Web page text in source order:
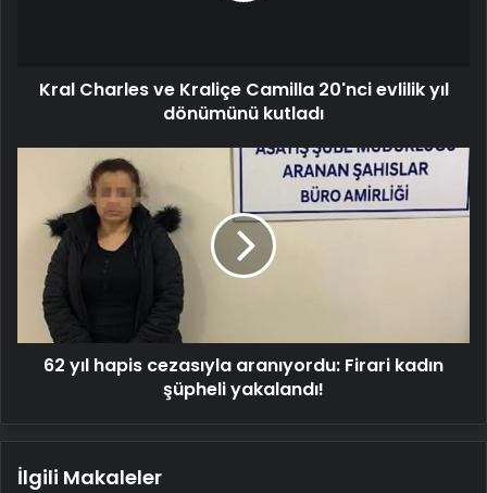
kutladı
Kral Charles ve Kraliçe Camilla 20'nci evlilik yıl
dönümünü kutladı
cezasıyla
aranıyordu:
Firari
kadın
şüpheli
yakalandı!
62 yıl hapis cezasıyla aranıyordu: Firari kadın
şüpheli yakalandı!
İlgili Makaleler